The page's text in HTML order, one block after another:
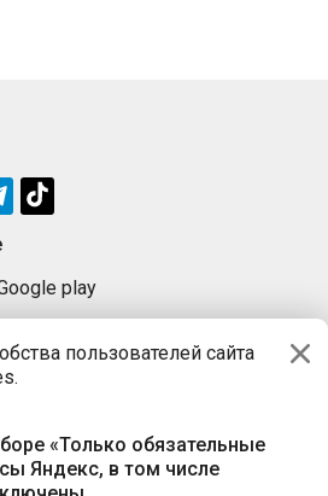
пользователей сайта
«Только обязательные
Яндекс, в том числе
play
«ПРАЦА БАЙ»
г. Минск, пр-т Независимости